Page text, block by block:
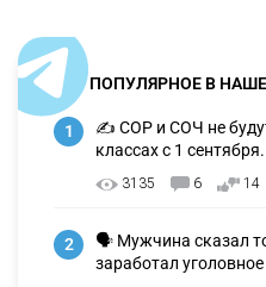
ПОПУЛЯРНОЕ В
1
✍️ СОР и СОЧ не
классах с 1
3135 6 14
2
🗣 Мужчина сказал
заработал